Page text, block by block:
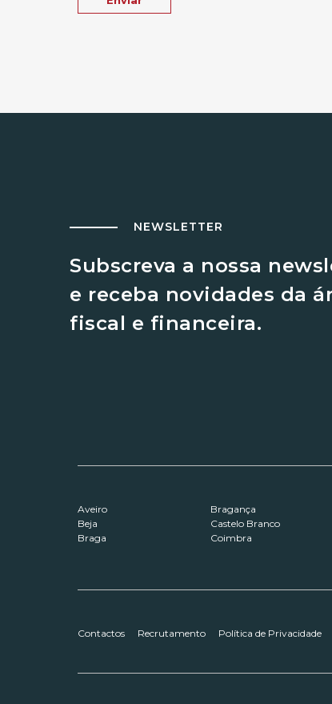
NEWSLETTER
Subscreva a nossa
e receba novidades da
fiscal e financeira.
Aveiro
Beja
Braga
Bragança
Castelo Branco
Coimbra
Contactos Recrutamento Política de Privacidade